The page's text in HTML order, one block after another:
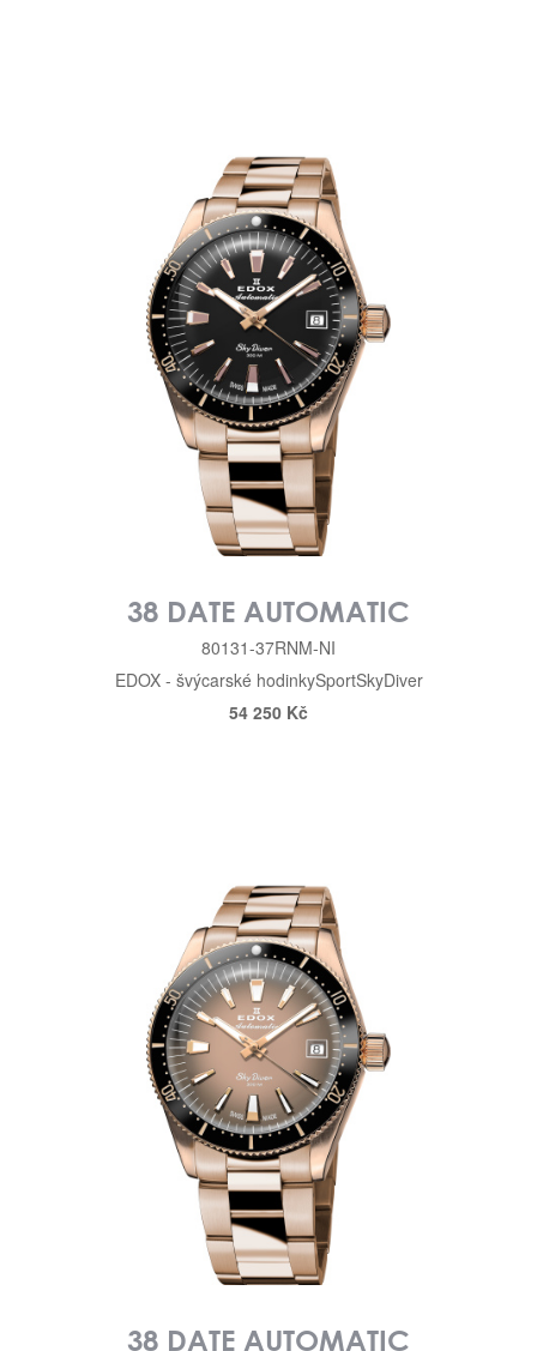
38 DATE AUTOMATIC
80131-37RNM-NI
EDOX - švýcarské hodinkySportSkyDiver
54 250 Kč
38 DATE AUTOMATIC